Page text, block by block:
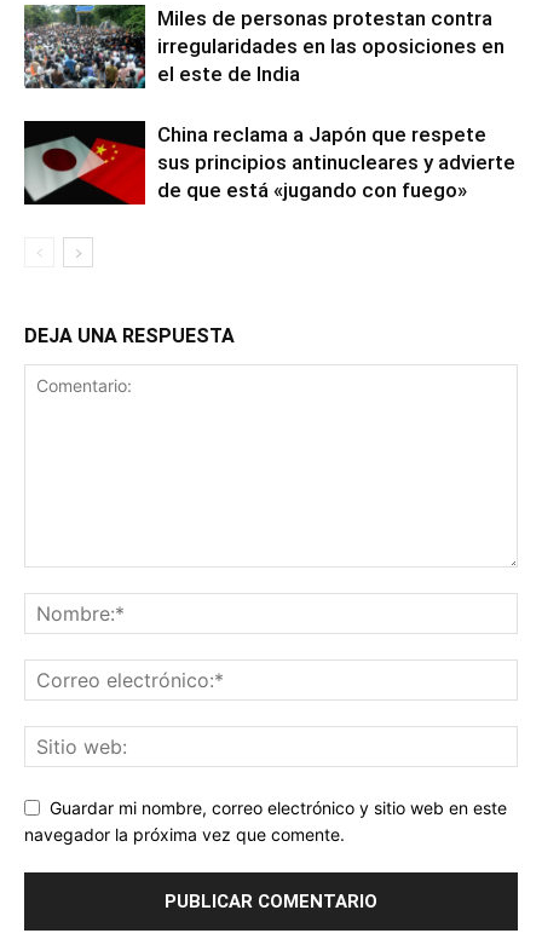
Miles de personas protestan contra
irregularidades en las oposiciones en
el este de India
China reclama a Japón que respete
sus principios antinucleares y advierte
de que está «jugando con fuego»
DEJA UNA RESPUESTA
Guardar mi nombre, correo electrónico y sitio web en este
navegador la próxima vez que comente.